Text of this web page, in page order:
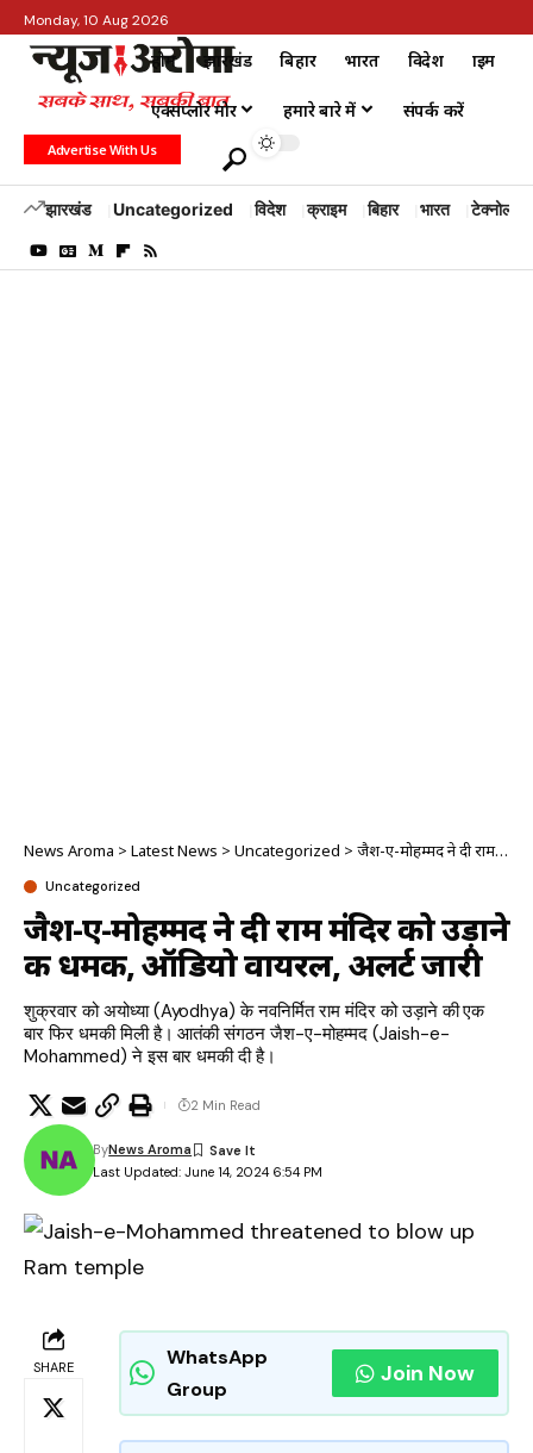
Monday, 10 Aug 2026
होम झारखंड बिहार भारत विदेश क्राइम
एक्सप्लोर मोर हमारे बारे में संपर्क करें
Advertise With Us
झारखंड Uncategorized विदेश क्राइम बिहार भारत टेक्नोलॉजी
News Aroma > Latest News > Uncategorized > जैश-ए-मोहम्मद ने दी राम मंदिर को उड़ाने की धमकी, ऑडियो वायरल, अलर्ट जारी
Uncategorized
जैश-ए-मोहम्मद ने दी राम मंदिर को उड़ाने
की धमकी, ऑडियो वायरल, अलर्ट जारी
शुक्रवार को अयोध्या (Ayodhya) के नवनिर्मित राम मंदिर को उड़ाने की एक
बार फिर धमकी मिली है। आतंकी संगठन जैश-ए-मोहम्मद (Jaish-e-
Mohammed) ने इस बार धमकी दी है।
Last Updated: June 14, 2024 6:54 PM
ByNews Aroma
2 Min Read
SHARE
WhatsApp
Group
Join Now